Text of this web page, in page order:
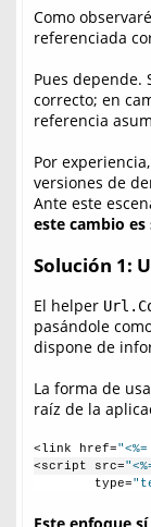
Como
referenciada
Pues
correcto; en
referencia
Por
versiones de
Ante este
este cambio
Solución 1:
El helper
pasándole
dispone de
La forma de
raíz de la
<link href=
<script src=
        type=